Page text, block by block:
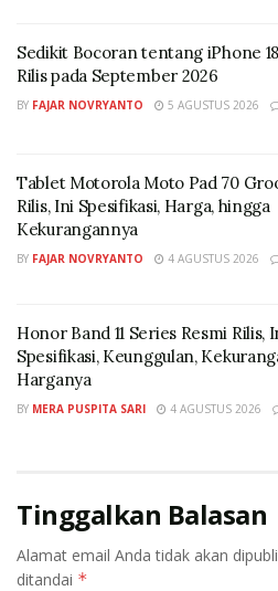
Langkah ini bukan sekadar
tetapi juga menjadi simbol
nasional yang sejalan dengan
dalam negeri. Indonesia pun
babak baru sebagai pemain
kendaraan listrik dunia.
Otomotif Nasional
Sedikit Bocoran tentang iPhone
Rilis pada September 2026
BY FAJAR NOVRYANTO 5 AGUSTUS 2026
Tablet Motorola Moto Pad 70
Rilis, Ini Spesifikasi, Harga, hingga
Kekurangannya
BY FAJAR NOVRYANTO 4 AGUSTUS 2026
Honor Band 11 Series Resmi Rilis,
Spesifikasi, Keunggulan,
Harganya
BY MERA PUSPITA SARI 4 AGUSTUS 2026
Tinggalkan Balasan
Alamat email Anda tidak akan
ditandai *